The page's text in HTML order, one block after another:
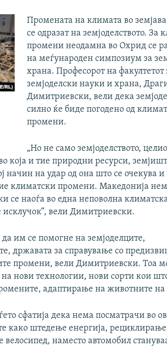
Промената на климата во
се одразат на земјоделството. За
промени неодамна во Охрид се
на меѓународен симпозиум за
храна. Професорот на факултетот
земјоделски науки и храна,
Димитриевски, вели дека
силно ќе биде погодено од
промени.
„Но не само земјоделството,
која и тие природни ресурси,
начин на удар од она што се очекува и
климатски промени. Македонија
се наоѓа во една неповолна
вели Димитриевски.
им се помогне на земјоделците,
државата за справување со
промени, вели Димитриевски. Тоа
нови технологии, нови сорти кои
адаптирање на животните
сфатија дека нема посматрачи во
како штедење енергија,
велосипед, наместо автомобил